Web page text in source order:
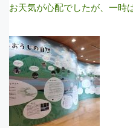
お天気が心配でしたが、一時